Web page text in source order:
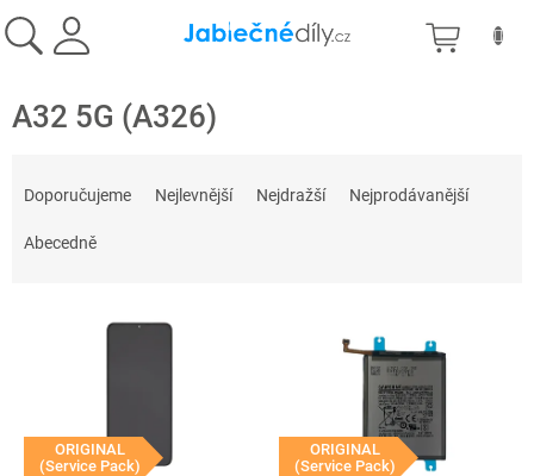
na
obsah
A32 5G (A326)
Doporučujeme Nejlevnější Nejdražší Nejprodávanější
Abecedně
ORIGINAL
(Service Pack)
ORIGINAL
(Service Pack)